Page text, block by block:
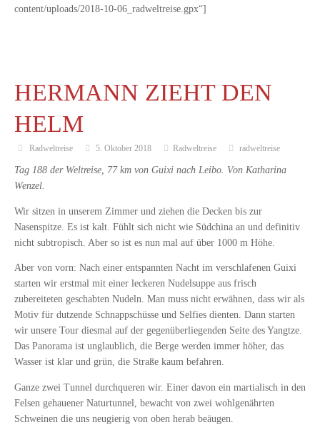
content/uploads/2018-10-06_radweltreise.gpx“]
HERMANN ZIEHT DEN
HELM
Radweltreise 5. Oktober 2018 Radweltreise radweltreise
Tag 188 der Weltreise, 77 km von Guixi nach Leibo. Von Katharina
Wenzel.
Wir sitzen in unserem Zimmer und ziehen die Decken bis zur
Nasenspitze. Es ist kalt. Fühlt sich nicht wie Südchina an und definitiv
nicht subtropisch. Aber so ist es nun mal auf über 1000 m Höhe.
Aber von vorn: Nach einer entspannten Nacht im verschlafenen Guixi
starten wir erstmal mit einer leckeren Nudelsuppe aus frisch
zubereiteten geschabten Nudeln. Man muss nicht erwähnen, dass wir als
Motiv für dutzende Schnappschüsse und Selfies dienten. Dann starten
wir unsere Tour diesmal auf der gegenüberliegenden Seite des Yangtze.
Das Panorama ist unglaublich, die Berge werden immer höher, das
Wasser ist klar und grün, die Straße kaum befahren.
Ganze zwei Tunnel durchqueren wir. Einer davon ein martialisch in den
Felsen gehauener Naturtunnel, bewacht von zwei wohlgenährten
Schweinen die uns neugierig von oben herab beäugen.